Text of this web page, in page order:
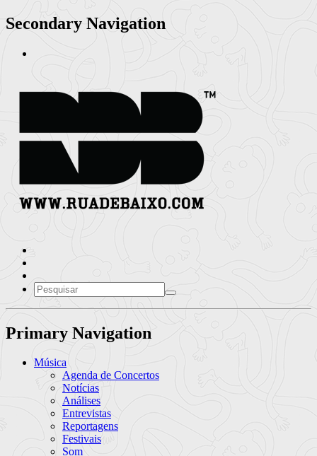
Secondary Navigation
Primary Navigation
Música
Agenda de Concertos
Notícias
Análises
Entrevistas
Reportagens
Festivais
Som